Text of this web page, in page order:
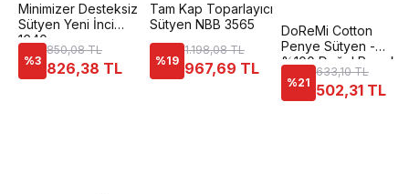
Minimizer Desteksiz
Sütyen Yeni İnci
1640
%3
850,08 TL
826,38 TL
Tam Kap Toparlayıcı
Sütyen NBB 3565
%19
1.198,08 TL
967,69 TL
DoReMi Cotton
Penye Sütyen -
%100 Doğal Pamuk
%21
633,10 TL
502,31 TL